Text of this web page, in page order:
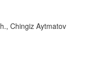
Chingiz Aytmatov